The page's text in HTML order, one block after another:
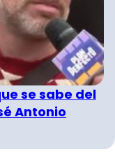
se sabe del
Antonio